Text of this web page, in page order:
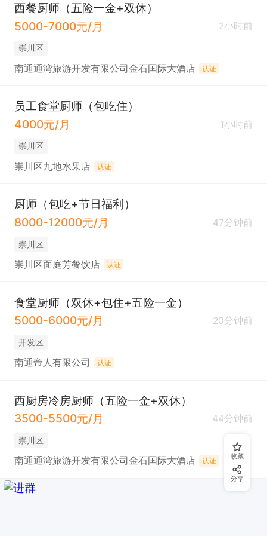
西餐厨师（五险一金+双休）
5000-7000元/月
2小时前
崇川区
南通通湾旅游开发有限公司金石国际大酒店 认证
员工食堂厨师（包吃住）
4000元/月
1小时前
崇川区
崇川区九地水果店 认证
厨师（包吃+节日福利）
8000-12000元/月
47分钟前
崇川区
崇川区面庭芳餐饮店 认证
食堂厨师（双休+包住+五险一金）
5000-6000元/月
20分钟前
开发区
南通帝人有限公司 认证
西厨房冷房厨师（五险一金+双休）
3500-5500元/月
44分钟前
崇川区
南通通湾旅游开发有限公司金石国际大酒店 认证 收藏
分享